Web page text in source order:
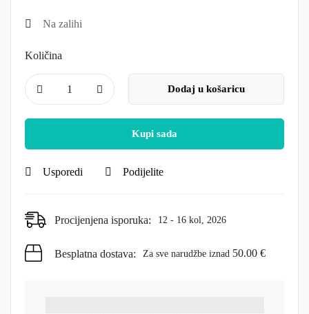
Na zalihi
Količina
Dodaj u košaricu
Kupi sada
Usporedi Podijelite
Procijenjena isporuka: 12 - 16 kol, 2026
Besplatna dostava: Za sve narudžbe iznad 50.00 €